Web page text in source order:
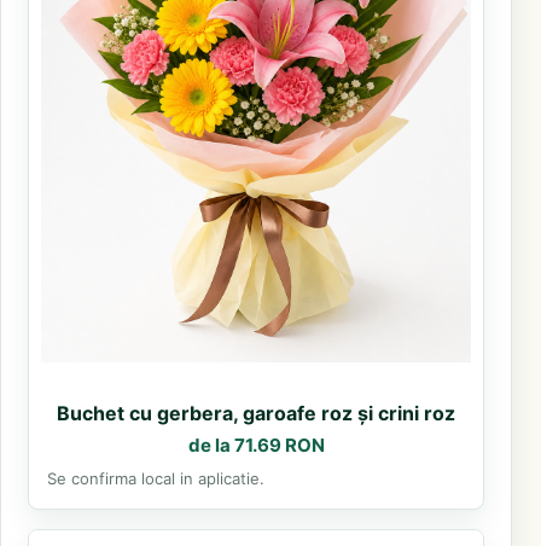
Buchet cu gerbera, garoafe roz și crini roz
de la 71.69 RON
Se confirma local in aplicatie.